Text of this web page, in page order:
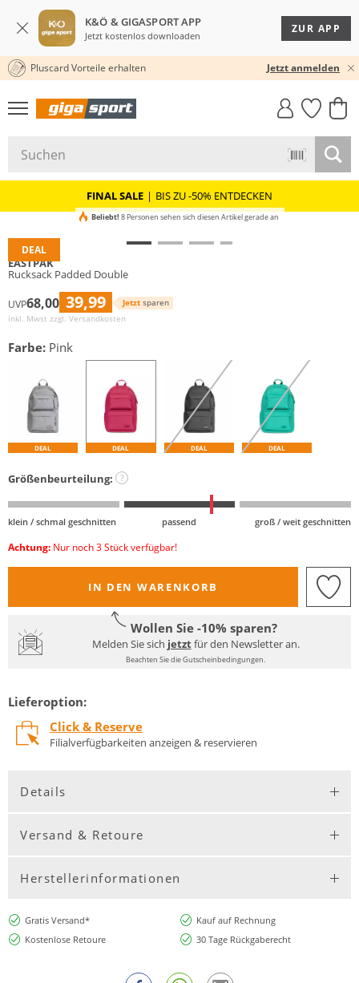
K&Ö & GIGASPORT APP
Jetzt kostenlos downloaden
ZUR APP
30 TAGE RÜCKGABERECHT
Pluscard Vorteile erhalten Jetzt anmelden
GIGASTYLE
FAHRRAD­
MUST-HAVE
FINAL SALE | BIS ZU -50% ENTDECKEN
DEAL
Beliebt! 8 Personen sehen sich diesen Artikel gerade an
EASTPAK
Rucksack Padded Double
UVP68,00 39,99 Jetzt sparen
inkl. Mwst zzgl. Versandkosten
Farbe: Pink
DEAL DEAL DEAL DEAL
Größenbeurteilung: ?
klein / schmal geschnitten passend groß / weit geschnitten
Achtung: Nur noch 3 Stück verfügbar!
IN DEN WARENKORB
Wollen Sie -10% sparen?
Melden Sie sich jetztfür den Newsletter an.
Beachten Sie die Gutscheinbedingungen.
Lieferoption:
Click & Reserve
Filialverfügbarkeiten anzeigen & reservieren
Details
Versand & Retoure
Herstellerinformationen
Gratis Versand*
Kauf auf Rechnung
Kostenlose Retoure
30 Tage Rückgaberecht